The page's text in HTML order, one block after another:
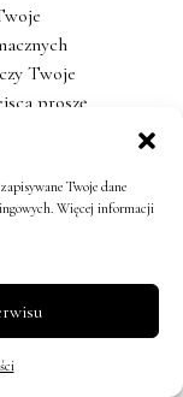
Twoje dane
Więcej informacji
Twoje
proszę
czego
ale